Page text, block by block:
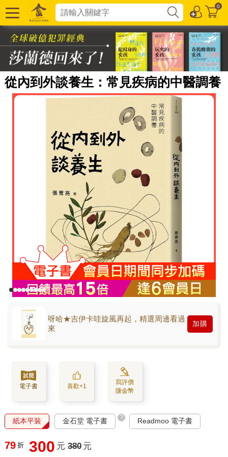
0
從內到外談養生：常見疾病的中醫調養
呀哈★吉伊卡哇旋風再起，精選周邊看過
來
加購
電子書 喜歡+1
寫評價
賺金幣
紙本平裝 金石堂 電子書 ? Readmoo 電子書
79 折 300 元 380 元